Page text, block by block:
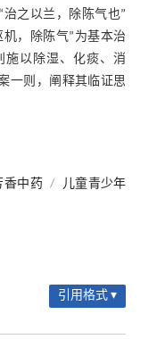
之以兰，除陈气也”
，除陈气”为基本治
施以除湿、化痰、消
一则，阐释其临证思
香中药 /
儿童青少年
引用格式 ▾